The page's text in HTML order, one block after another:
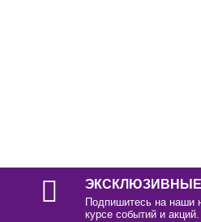
ЭКСКЛЮЗИВНЫЕ
Подпишитесь на наши
курсе событий и акций.